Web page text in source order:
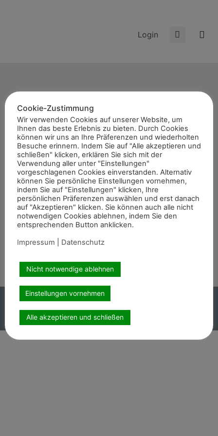
Login
Start
News
Themen
Termine
8er-Team
Abonnement
Kontakt
Wir sind auch auf
Copyright PEMAG 2026 – Alle Rechte vorbehalten.
Impressum | Datenschutz
Cookie-Zustimmung
Wir verwenden Cookies auf unserer Website, um
Ihnen das beste Erlebnis zu bieten. Durch Cookies
können wir uns an Ihre Präferenzen und wiederholten
Besuche erinnern. Indem Sie auf "Alle akzeptieren und
schließen" klicken, erklären Sie sich mit der
Verwendung aller unter "Einstellungen"
vorgeschlagenen Cookies einverstanden. Alternativ
können Sie persönliche Einstellungen vornehmen,
indem Sie auf "Einstellungen" klicken, Ihre
persönlichen Präferenzen auswählen und erst danach
auf "Akzeptieren" klicken. Sie können auch alle nicht
notwendigen Cookies ablehnen, indem Sie den
entsprechenden Button anklicken.
Impressum
Datenschutz
Nicht notwendige ablehnen
Einstellungen vornehmen
Alle akzeptieren und schließen